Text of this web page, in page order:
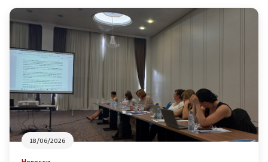
Линкови
Изјава за пристапност
Со еден клик до сите услуги
18/06/2026